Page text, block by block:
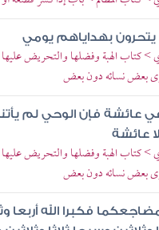
يتحرون بهداياهم يومي
كتاب الهبة وفضلها والتحريض
بعض نسائه دون بعض
عائشة فإن الوحي لم
عائشة
كتاب الهبة وفضلها والتحريض
بعض نسائه دون بعض
فكبرا الله أربعا